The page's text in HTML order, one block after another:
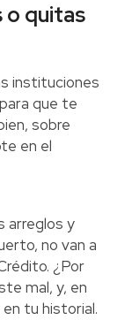
o quitas
instituciones
que te
sobre
en el
arreglos y
no van a
¿Por
mal, y, en
tu historial.